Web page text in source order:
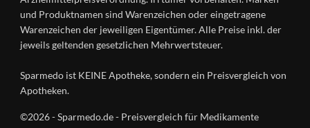
und Produktnamen sind Warenzeichen oder eingetragene
Warenzeichen der jeweiligen Eigentümer. Alle Preise inkl. der
jeweils geltenden gesetzlichen Mehrwertsteuer.
Sparmedo ist KEINE Apotheke, sondern ein Preisvergleich von
Apotheken.
©2026 - Sparmedo.de - Preisvergleich für Medikamente